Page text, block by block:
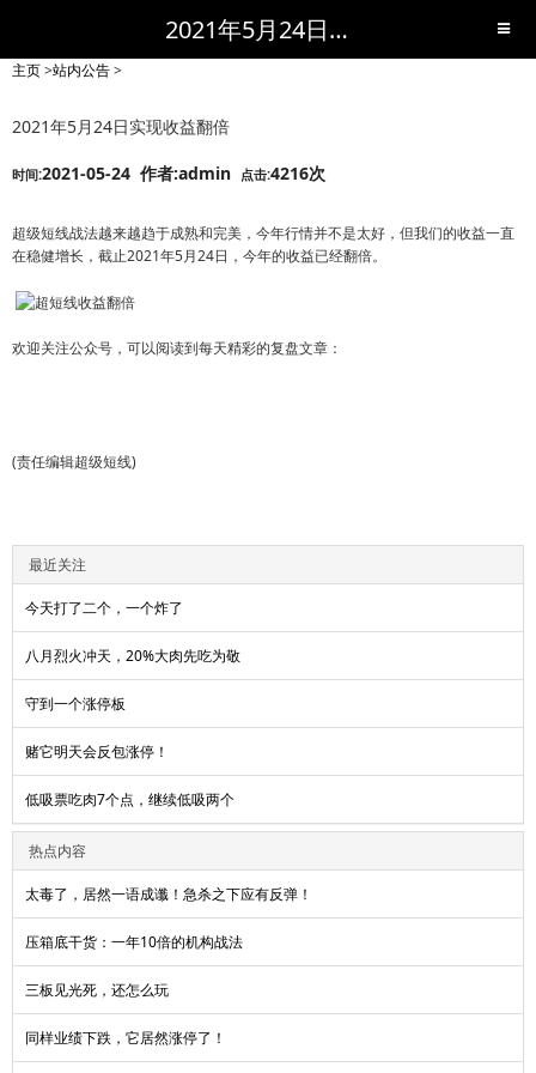
2021年5月24日实现收益翻倍-站内公告-短线黑马,短线股票,短线炒股,实战,荐股,操盘,超级短线,令人叹为观止的短线炒股!-超级短线
主页>站内公告>
2021年5月24日实现收益翻倍
时间:2021-05-24 作者:admin 点击:4216次
超级短线战法越来越趋于成熟和完美，今年行情并不是太好，但我们的收益一直
在稳健增长，截止2021年5月24日，今年的收益已经翻倍。
欢迎关注公众号，可以阅读到每天精彩的复盘文章：
(责任编辑超级短线)
最近关注
今天打了二个，一个炸了
八月烈火冲天，20%大肉先吃为敬
守到一个涨停板
赌它明天会反包涨停！
低吸票吃肉7个点，继续低吸两个
热点内容
太毒了，居然一语成谶！急杀之下应有反弹！
压箱底干货：一年10倍的机构战法
三板见光死，还怎么玩
同样业绩下跌，它居然涨停了！